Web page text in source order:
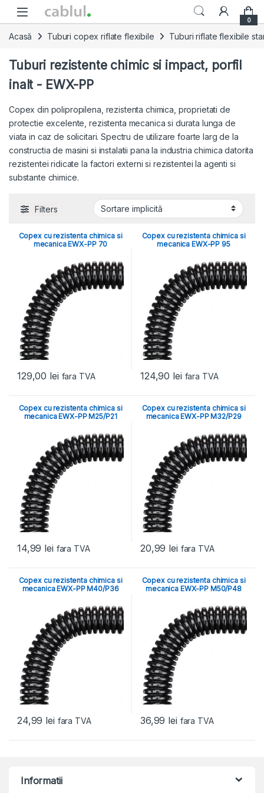
Skip to navigation
Skip to content
0
Acasă Tuburi copex riflate flexibile Tuburi riflate flexibile
Tuburi rezistente chimic si impact, porfil
inalt - EWX-PP
Copex din polipropilena, rezistenta chimica, proprietati de
protectie excelente, rezistenta mecanica si durata lunga de
viata in caz de solicitari. Spectru de utilizare foarte larg de la
constructia de masini si instalatii pana la industria chimica datorita
rezistentei ridicate la factori externi si rezistentei la agenti si
substante chimice.
Filters
Copex cu rezistenta chimica si
mecanica EWX-PP 70
129,00 lei fara TVA
Copex cu rezistenta chimica si
mecanica EWX-PP 95
124,90 lei fara TVA
Copex cu rezistenta chimica si
mecanica EWX-PP M25/P21
14,99 lei fara TVA
Copex cu rezistenta chimica si
mecanica EWX-PP M32/P29
20,99 lei fara TVA
Copex cu rezistenta chimica si
mecanica EWX-PP M40/P36
24,99 lei fara TVA
Copex cu rezistenta chimica si
mecanica EWX-PP M50/P48
36,99 lei fara TVA
Informatii